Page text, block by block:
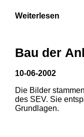
Weiterlesen
Bau der
10-06-2002
Die Bilder
des SEV. Sie
Grundlagen.